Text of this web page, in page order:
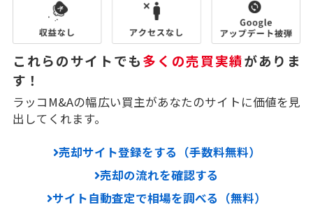
これらのサイトでも多くの売買実績がありま
す！
ラッコM&Aの幅広い買主があなたのサイトに価値を見
出してくれます。
売却サイト登録をする（手数料無料）
売却の流れを確認する
サイト自動査定で相場を調べる（無料）